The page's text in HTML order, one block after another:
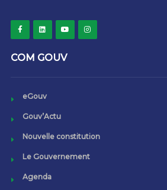
COM GOUV
eGouv
Gouv’Actu
Nouvelle constitution
Le Gouvernement
Agenda